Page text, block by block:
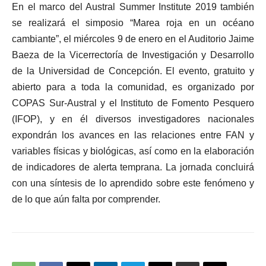
En el marco del Austral Summer Institute 2019 también
se realizará el simposio “Marea roja en un océano
cambiante”, el miércoles 9 de enero en el Auditorio Jaime
Baeza de la Vicerrectoría de Investigación y Desarrollo
de la Universidad de Concepción. El evento, gratuito y
abierto para a toda la comunidad, es organizado por
COPAS Sur-Austral y el Instituto de Fomento Pesquero
(IFOP), y en él diversos investigadores nacionales
expondrán los avances en las relaciones entre FAN y
variables físicas y biológicas, así como en la elaboración
de indicadores de alerta temprana. La jornada concluirá
con una síntesis de lo aprendido sobre este fenómeno y
de lo que aún falta por comprender.